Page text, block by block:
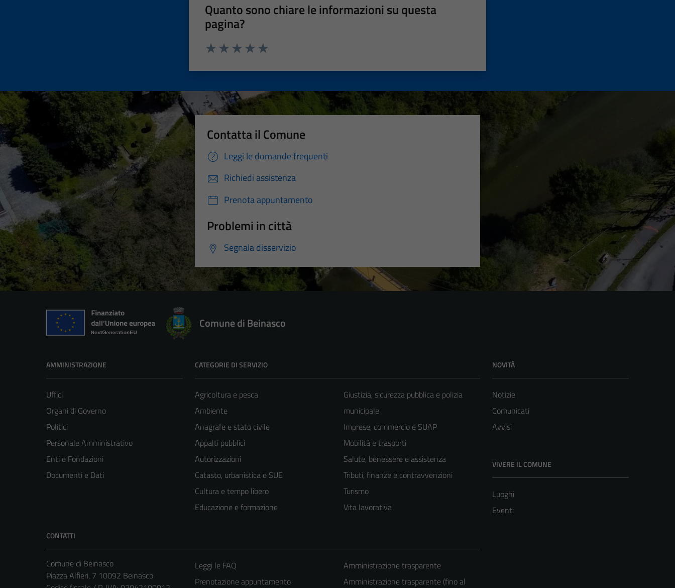
Quanto sono chiare le informazioni su questa
pagina?
Contatta il Comune
Leggi le domande frequenti
Richiedi assistenza
Prenota appuntamento
Problemi in città
Segnala disservizio
Comune di Beinasco
AMMINISTRAZIONE
Uffici
Organi di Governo
Politici
Personale Amministrativo
Enti e Fondazioni
Documenti e Dati
CATEGORIE DI SERVIZIO
Agricoltura e pesca
Ambiente
Anagrafe e stato civile
Appalti pubblici
Autorizzazioni
Catasto, urbanistica e SUE
Cultura e tempo libero
Educazione e formazione
Giustizia, sicurezza pubblica e polizia
municipale
Imprese, commercio e SUAP
Mobilità e trasporti
Salute, benessere e assistenza
Tributi, finanze e contravvenzioni
Turismo
Vita lavorativa
NOVITÀ
Notizie
Comunicati
Avvisi
VIVERE IL COMUNE
Luoghi
Eventi
CONTATTI
Comune di Beinasco
Piazza Alfieri, 7 10092 Beinasco
Leggi le FAQ
Prenotazione appuntamento
Amministrazione trasparente
Amministrazione trasparente (fino al